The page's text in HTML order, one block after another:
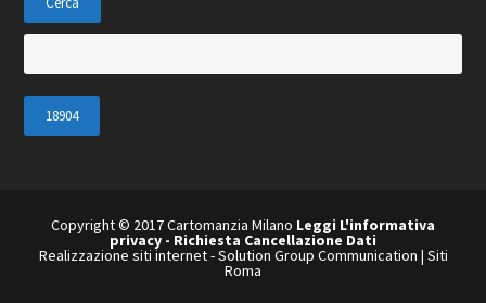
a
n
q
Copyright © 2017 Cartomanzia Milano Leggi L'informativa
privacy - Richiesta Cancellazione Dati
Realizzazione siti internet-Solution Group Communication | Siti
Roma